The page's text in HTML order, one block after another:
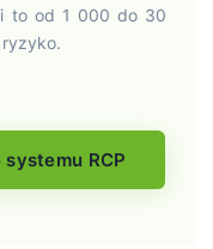
to od 1 000 do 30
ryzyko.
RCP